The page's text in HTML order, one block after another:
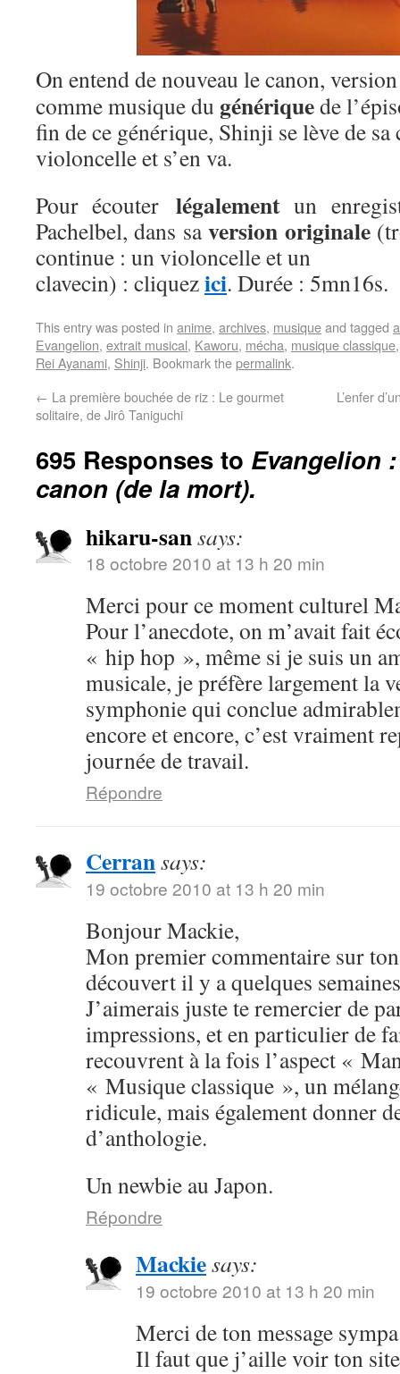
On entend de nouveau le canon,
comme musique du génériquede
fin de ce générique, Shinji se lève de sa
violoncelle et s’en va.
Pour écouter légalementun
Pachelbel, dans saversion originale
continue : un violoncelle et un
clavecin) : cliquezici. Durée : 5mn16s.
This entry was posted in anime, archives, musiqueand tagged
Evangelion, extrait musical, Kaworu, mécha, musique classique
Rei Ayanami, Shinji. Bookmark thepermalink.
← La première bouchée de riz : Le gourmet
solitaire, de Jirô Taniguchi
L’enfer
695 Responses to Evangelion
canon (de la mort).
hikaru-sansays:
18 octobre 2010 at 13 h 20 min
Merci pour ce moment culturel
Pour l’anecdote, on m’avait fait
« hip hop », même si je suis un
musicale, je préfère largement la
symphonie qui conclue
encore et encore, c’est vraiment
journée de travail.
Répondre
Cerransays:
19 octobre 2010 at 13 h 20 min
Bonjour Mackie,
Mon premier commentaire sur
découvert il y a quelques
J’aimerais juste te remercier de
impressions, et en particulier de
recouvrent à la fois l’aspect «
« Musique classique », un
ridicule, mais également donner
d’anthologie.
Un newbie au Japon.
Répondre
Mackiesays:
19 octobre 2010 at 13 h 20 min
Merci de ton message
Il faut que j’aille voir ton